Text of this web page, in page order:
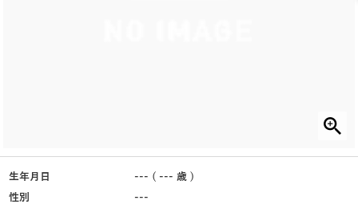
生年月日
--- ( --- 歳 )
性別
---